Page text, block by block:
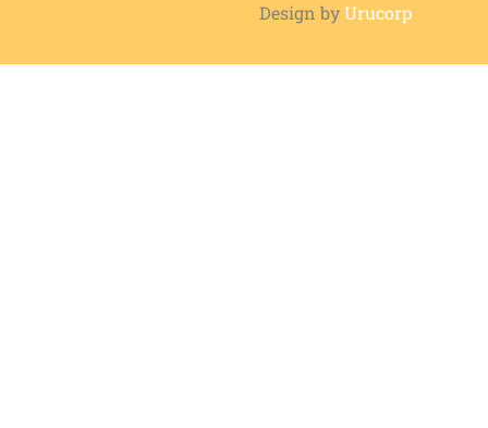
Design byUrucorp